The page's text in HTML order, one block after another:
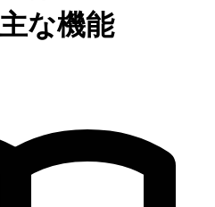
な機能